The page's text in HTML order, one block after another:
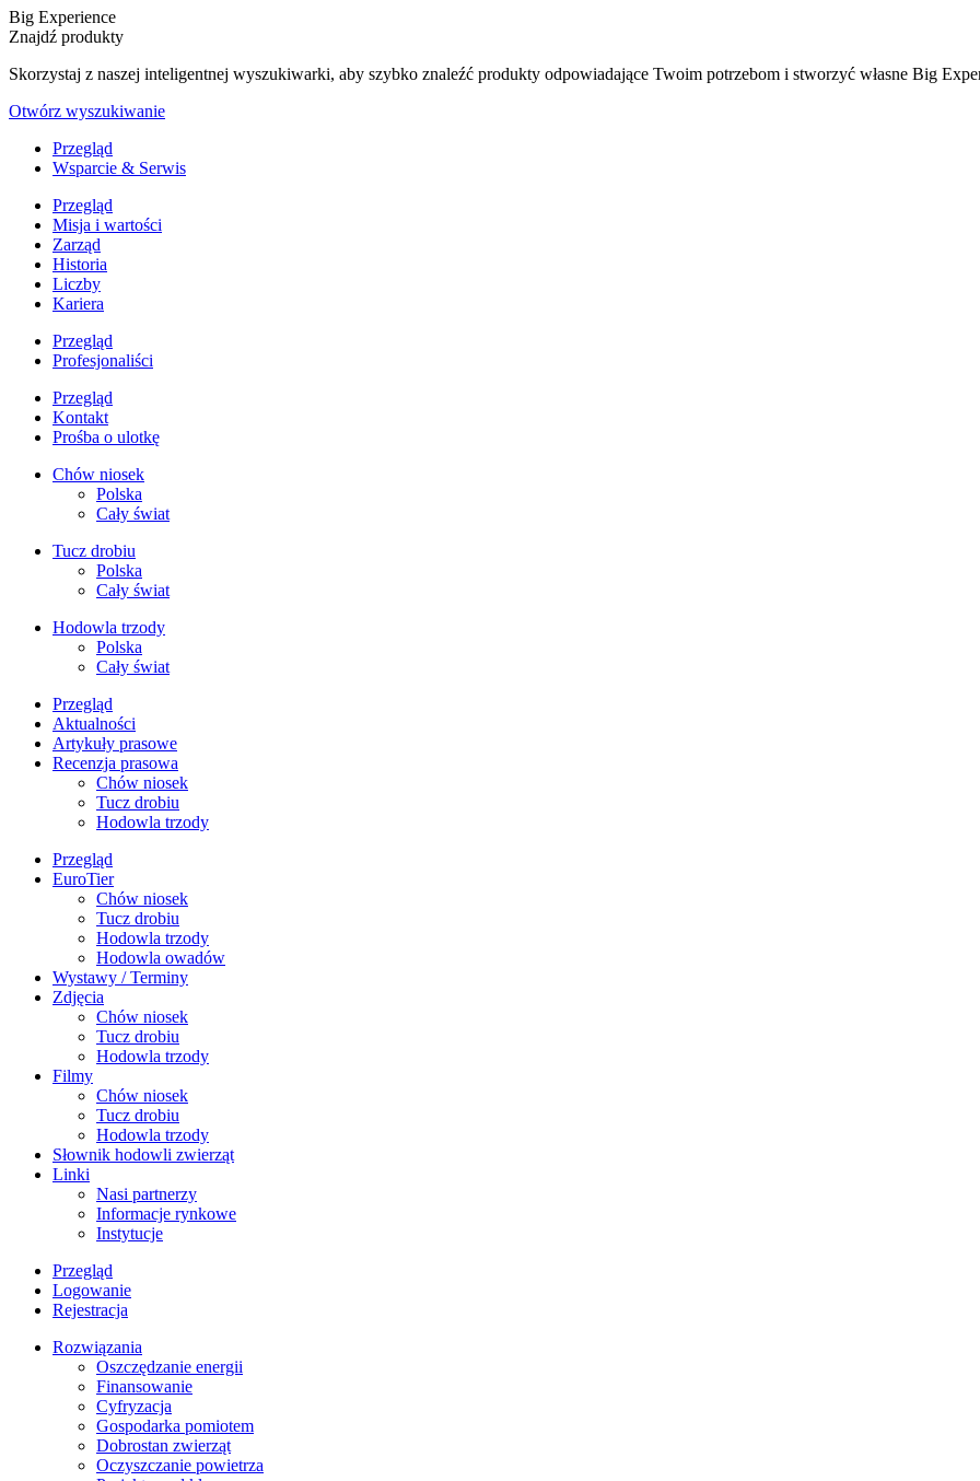
Big Experience
Znajdź produkty
Skorzystaj z naszej inteligentnej wyszukiwarki, aby szybko znaleźć produkty odpowiadające Twoim potrzebom i stworzyć własne Big
Otwórz wyszukiwanie
Przegląd
Wsparcie & Serwis
Przegląd
Misja i wartości
Zarząd
Historia
Liczby
Kariera
Przegląd
Profesjonaliści
Przegląd
Kontakt
Prośba o ulotkę
Chów niosek
Polska
Cały świat
Tucz drobiu
Polska
Cały świat
Hodowla trzody
Polska
Cały świat
Przegląd
Aktualności
Artykuły prasowe
Recenzja prasowa
Chów niosek
Tucz drobiu
Hodowla trzody
Przegląd
EuroTier
Chów niosek
Tucz drobiu
Hodowla trzody
Hodowla owadów
Wystawy / Terminy
Zdjęcia
Chów niosek
Tucz drobiu
Hodowla trzody
Filmy
Chów niosek
Tucz drobiu
Hodowla trzody
Słownik hodowli zwierząt
Linki
Nasi partnerzy
Informacje rynkowe
Instytucje
Przegląd
Logowanie
Rejestracja
Rozwiązania
​Oszczędzanie energii
Finansowanie
Cyfryzacja
Gospodarka pomiotem
Dobrostan zwierząt
Oczyszczanie powietrza